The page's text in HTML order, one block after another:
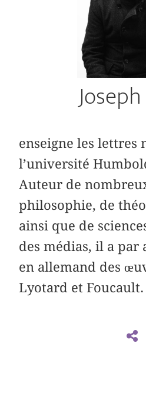
enseigne les lettres
l’université
Auteur de
philosophie, de
ainsi que de
des médias, il a
en allemand des
Lyotard et Foucault.